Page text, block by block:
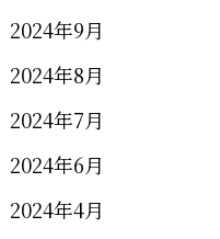
2024年9月
2024年8月
2024年7月
2024年6月
2024年4月